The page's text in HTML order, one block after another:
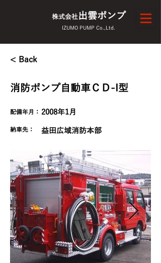
株式会社出雲ポンプ
IZUMO PUMP Co.,Ltd.
< Back
消防ポンプ自動車ＣＤ-I型
配備年月： 2008年1月
​納車先： 益田広域消防本部